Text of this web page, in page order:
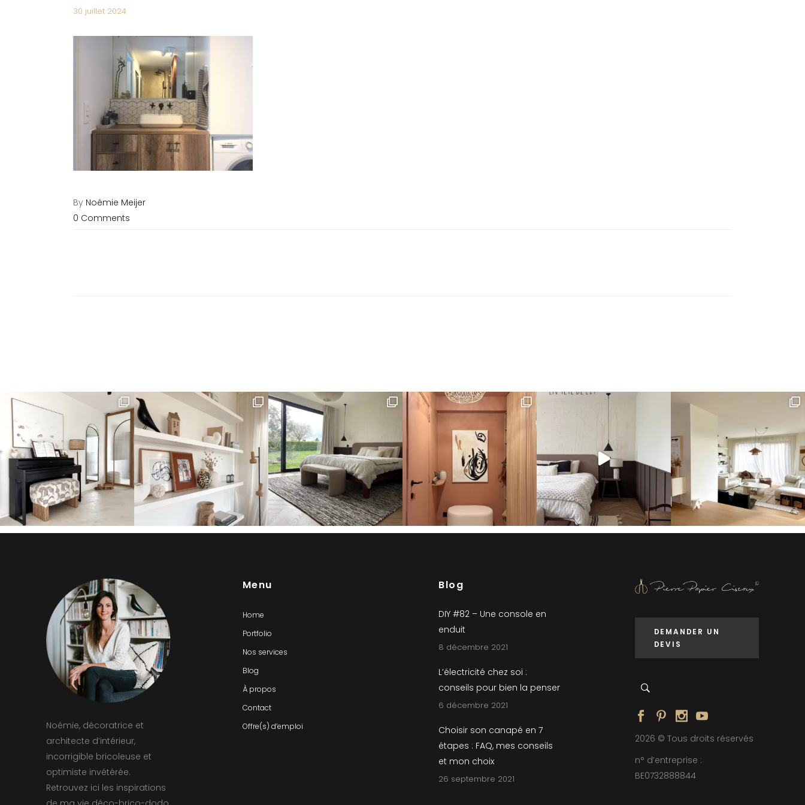
30 juillet 2024
By Noémie Meijer
0 Comments
Noémie, décoratrice et
architecte d’intérieur,
incorrigible bricoleuse et
optimiste invétérée.
Retrouvez ici les inspirations
Menu
Home
Portfolio
Nos services
Blog
À propos
Contact
Offre(s) d’emploi
Blog
DIY #82 – Une console en
enduit
8 décembre 2021
L’électricité chez soi :
conseils pour bien la penser
6 décembre 2021
Choisir son canapé en 7
étapes : FAQ, mes conseils
et mon choix
26 septembre 2021
DEMANDER UN
DEVIS
2026 © Tous droits réservés
n° d’entreprise :
BE0732888844